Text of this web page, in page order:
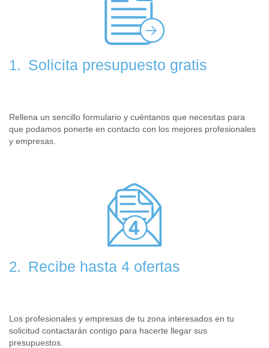
1. Solicita presupuesto gratis
Rellena un sencillo formulario y cuéntanos que necesitas para
que podamos ponerte en contacto con los mejores profesionales
y empresas.
2. Recibe hasta 4 ofertas
Los profesionales y empresas de tu zona interesados en tu
solicitud contactarán contigo para hacerte llegar sus
presupuestos.